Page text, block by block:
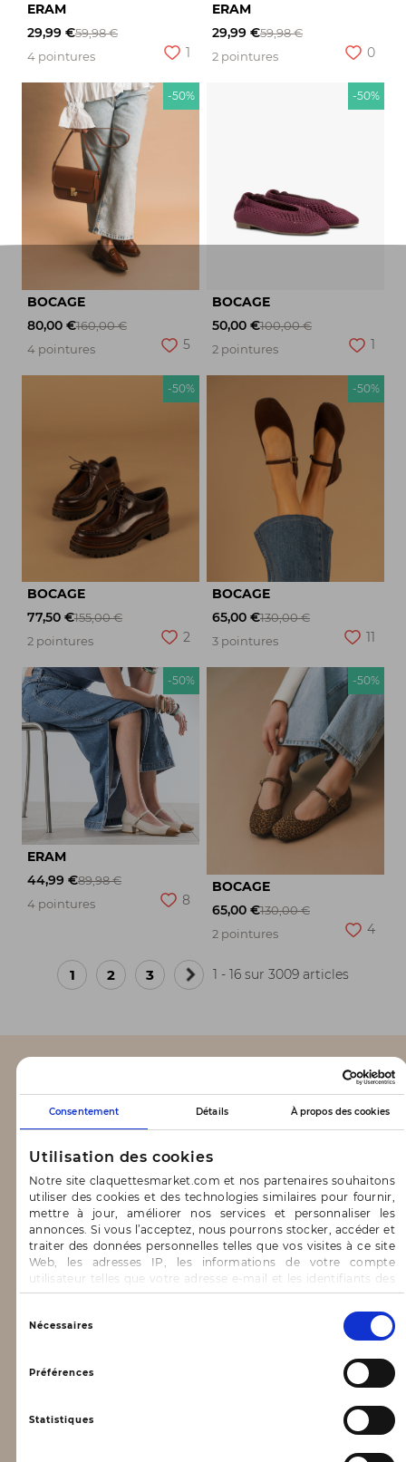
Consentement Détails À propos des cookies
Utilisation des cookies
Notre site claquettesmarket.com et nos partenaires souhaitons
utiliser des cookies et des technologies similaires pour fournir,
mettre à jour, améliorer nos services et personnaliser les
annonces. Si vous l’acceptez, nous pourrons stocker, accéder et
traiter des données personnelles telles que vos visites à ce site
Web, les adresses IP, les informations de votre compte
utilisateur telles que votre adresse e-mail et les identifiants des
cookies.
Vous avez le choix d’« Accepter » pour consentir à ces
utilisations, de « Refuser » pour vous y opposer ou
de sélectionner vos préférences concernant chaque catégorie
de cookie en cliquant sur « Valider la sélection » pour valider vos
options. Vous pouvez à tout moment modifier vos préférences
Nécessaires
Préférences
Statistiques
ERAM
29,99 €59,98 €
4 pointures
1
ERAM
29,99 €59,98 €
2 pointures
0
-50%
BOCAGE
80,00 €160,00 €
4 pointures
5
-50%
BOCAGE
50,00 €100,00 €
2 pointures
1
-50%
BOCAGE
77,50 €155,00 €
2 pointures
2
-50%
BOCAGE
65,00 €130,00 €
3 pointures
11
-50%
ERAM
44,99 €89,98 €
4 pointures
8
-50%
BOCAGE
65,00 €130,00 €
2 pointures
4
1 2 3
Page
1 - 16 sur 3009 articles
CLAQUETTES MARKET
Blog
CONTACT & AIDE
FAQ
Nous contacter
INFORMATIONS
Mentions légales
Données personnelles, vie privée